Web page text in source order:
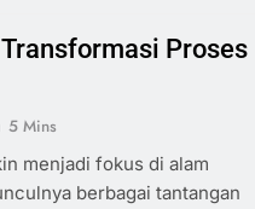
Proses
5 Mins
menjadi fokus di alam
berbagai tantangan